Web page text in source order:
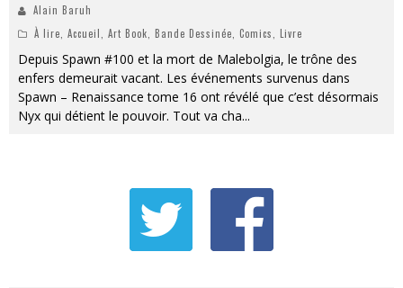
Alain Baruh
À lire Accueil Art Book Bande Dessinée Comics Livre
Depuis Spawn #100 et la mort de Malebolgia, le trône des
enfers demeurait vacant. Les événements survenus dans
Spawn – Renaissance tome 16 ont révélé que c’est désormais
Nyx qui détient le pouvoir. Tout va cha...